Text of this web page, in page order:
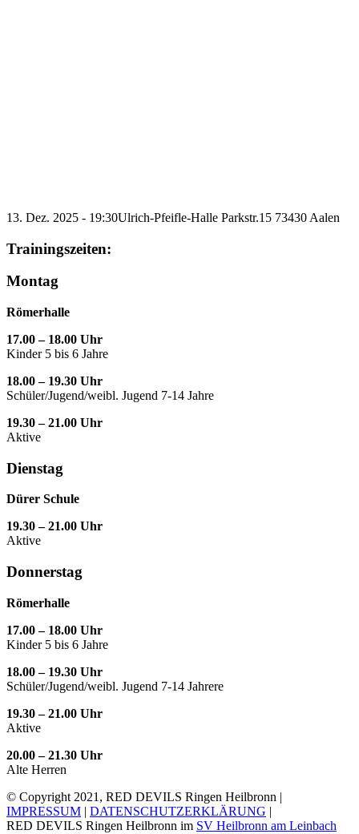
13. Dez. 2025 - 19:30Ulrich-Pfeifle-Halle Parkstr.15 73430 Aalen
Trainingszeiten:
Montag
Römerhalle
17.00 – 18.00 Uhr
Kinder 5 bis 6 Jahre
18.00 – 19.30 Uhr
Schüler/Jugend/weibl. Jugend 7-14 Jahre
19.30 – 21.00 Uhr
Aktive
Dienstag
Dürer Schule
19.30 – 21.00 Uhr
Aktive
Donnerstag
Römerhalle
17.00 – 18.00 Uhr
Kinder 5 bis 6 Jahre
18.00 – 19.30 Uhr
Schüler/Jugend/weibl. Jugend 7-14 Jahrere
19.30 – 21.00 Uhr
Aktive
20.00 – 21.30 Uhr
Alte Herren
© Copyright 2021, RED DEVILS Ringen Heilbronn |
IMPRESSUM | DATENSCHUTZERKLÄRUNG |
RED DEVILS Ringen Heilbronn im SV Heilbronn am Leinbach